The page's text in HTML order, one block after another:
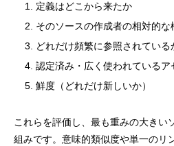
1. 定義はどこから来たか
2. そのソースの作成者の相対的な
3. どれだけ頻繁に参照されている
4. 認定済み・広く使われているア
5. 鮮度（どれだけ新しいか）
これらを評価し、最も重みの大きい
組みです。意味的類似度や単一のリ